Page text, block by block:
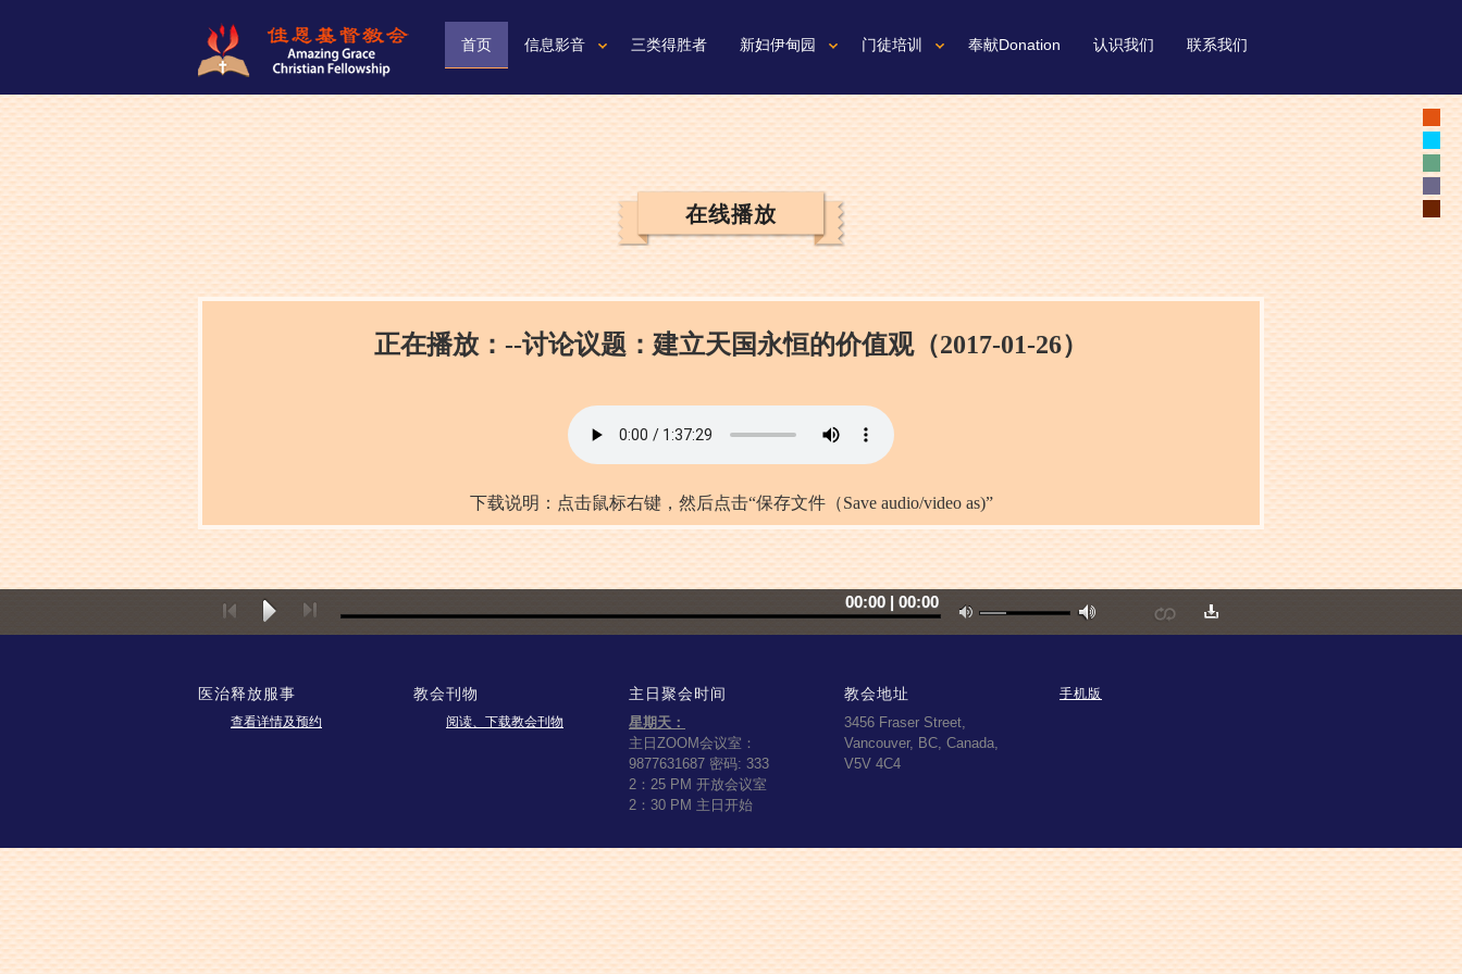
首页 信息影音 三类得胜者 新妇伊甸园 门徒培训 奉献Donation 认识我们 联系我们
在线播放
正在播放：--讨论议题：建立天国永恒的价值观（2017-01-26）
下载说明：点击鼠标右键，然后点击“保存文件（Save audio/video as)”
00:00 | 00:00
医治释放服事
查看详情及预约
教会刊物
阅读、下载教会刊物
主日聚会时间
星期天：
主日ZOOM会议室：
9877631687 密码: 333
2：25 PM 开放会议室
2：30 PM 主日开始
教会地址
3456 Fraser Street,
Vancouver, BC, Canada,
V5V 4C4
手机版